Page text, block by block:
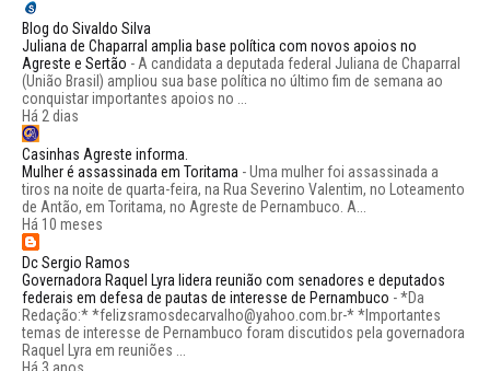
Blog do Sivaldo Silva
Juliana de Chaparral amplia base política com novos apoios no
Agreste e Sertão - A candidata a deputada federal Juliana de Chaparral
(União Brasil) ampliou sua base política no último fim de semana ao
conquistar importantes apoios no ...
Há 2 dias
Casinhas Agreste informa.
Mulher é assassinada em Toritama -Uma mulher foi assassinada a
tiros na noite de quarta-feira, na Rua Severino Valentim, no Loteamento
de Antão, em Toritama, no Agreste de Pernambuco. A...
Há 10 meses
Dc Sergio Ramos
Governadora Raquel Lyra lidera reunião com senadores e deputados
federais em defesa de pautas de interesse de Pernambuco -*Da
Redação:* *felizsramosdecarvalho@yahoo.com.br-* *Importantes
temas de interesse de Pernambuco foram discutidos pela governadora
Raquel Lyra em reuniões ...